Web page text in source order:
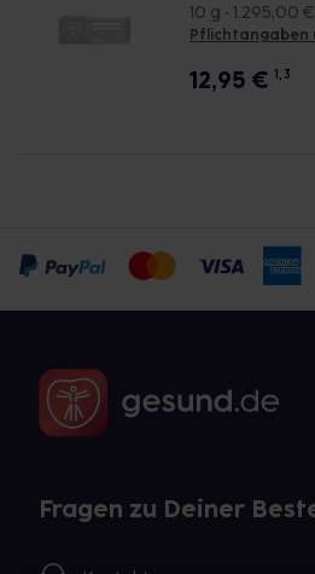
10 g • 1.295,00
Pflichtangaben
12,95 € 1, 3
Fragen zu Deiner